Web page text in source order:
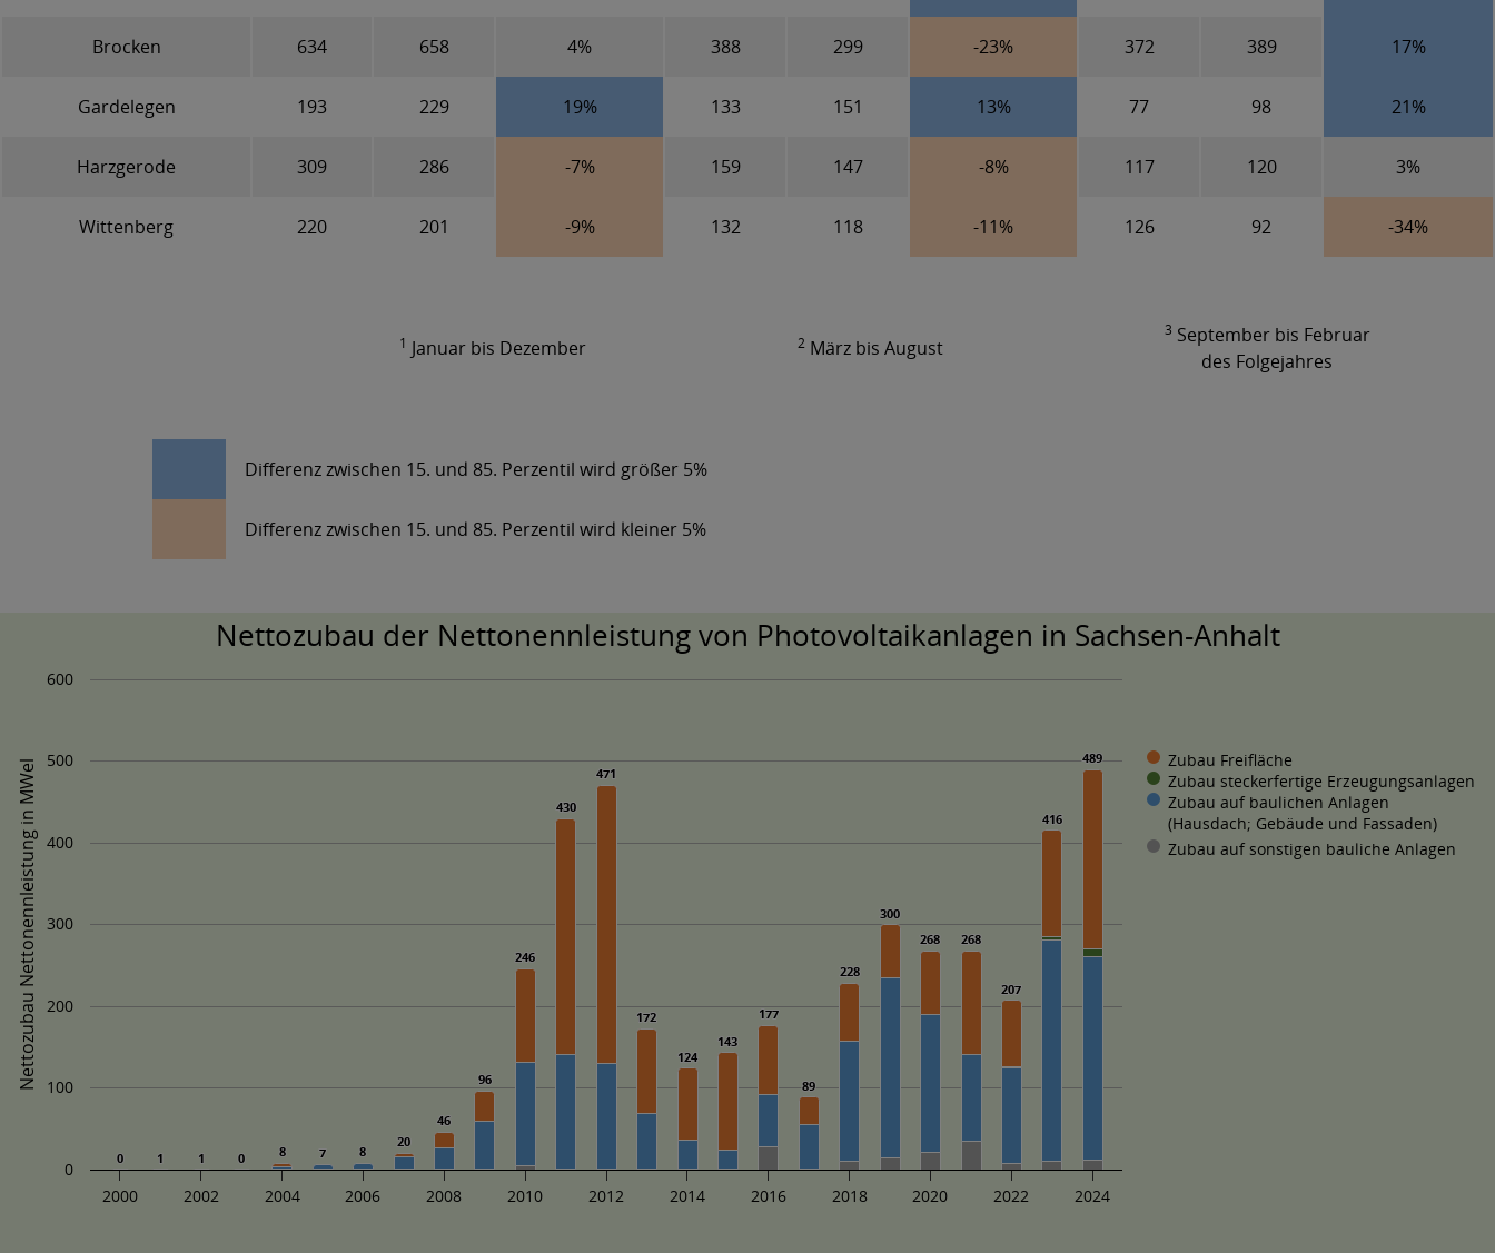
Brocken 634 658 4% 388 299 -23% 372 389 17%
Gardelegen 193 229 19% 133 151 13% 77 98 21%
Harzgerode 309 286 -7% 159 147 -8% 117 120 3%
Wittenberg 220 201 -9% 132 118 -11% 126 92 -34%
1 Januar bis Dezember 2 März bis August
3 September bis Februar
des Folgejahres
Differenz zwischen 15. und 85. Perzentil wird größer 5%
Differenz zwischen 15. und 85. Perzentil wird kleiner 5%